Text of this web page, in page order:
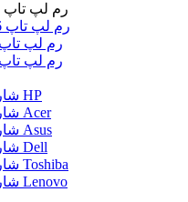
رم لپ
رم لپ تاپ 16 گیگابایت
رم لپ تاپ 8 گیگابایت
رم لپ تاپ 4 گیگابایت
شارژر لپ تاپ HP
شارژر لپ تاپ Acer
شارژر لپ تاپ Asus
شارژر لپ تاپ Dell
شارژر لپ تاپ Toshiba
شارژر لپ تاپ Lenovo